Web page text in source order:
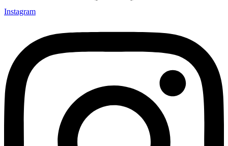
Instagram